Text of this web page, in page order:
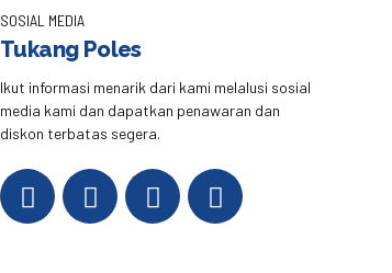
SOSIAL MEDIA
Tukang Poles
Ikut informasi menarik dari kami melalusi sosial
media kami dan dapatkan penawaran dan
diskon terbatas segera.